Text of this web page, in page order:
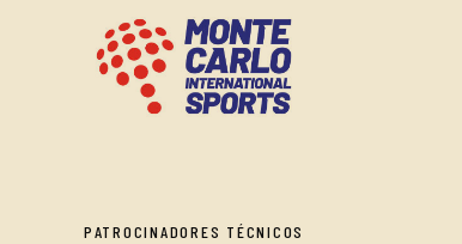
PATROCINADORES TÉCNICOS